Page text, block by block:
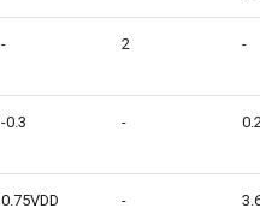
- 2 -
-0.3 -
0.75VDD -